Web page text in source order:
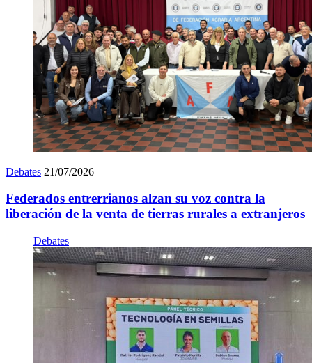
Debates 21/07/2026
Federados entrerrianos alzan su voz contra la
liberación de la venta de tierras rurales a extranjeros
Debates